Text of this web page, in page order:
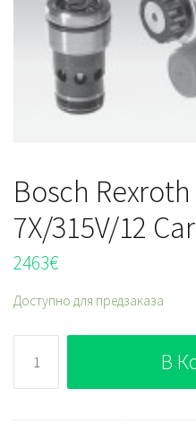
Bosch Rexroth
7X/315V/12
2463€
Доступно для предзаказа
Bosch
Rexroth
LFA40DBWD2-
В